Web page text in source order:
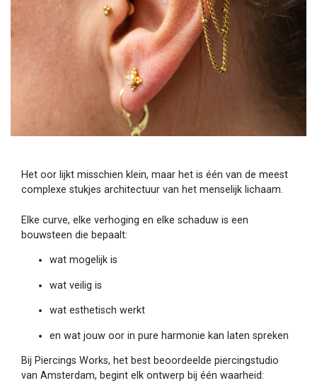
Het oor lijkt misschien klein, maar het is één van de meest
complexe stukjes architectuur van het menselijk lichaam.
Elke curve, elke verhoging en elke schaduw is een
bouwsteen die bepaalt:
wat mogelijk is
wat veilig is
wat esthetisch werkt
en wat jouw oor in pure harmonie kan laten spreken
Bij Piercings Works, het best beoordeelde piercingstudio
van Amsterdam, begint elk ontwerp bij één waarheid: